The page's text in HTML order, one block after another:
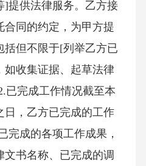
]提供法律服务。乙方接
合同的约定，为甲方提
括但不限于[列举乙方已
如收集证据、起草法律
已完成工作情况截至本
日，乙方已完成的工作
完成的各项工作成果，
书名称、已完成的调